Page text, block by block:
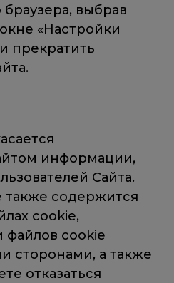
выбрав
«Настройки
прекратить
информации,
Сайта.
также содержится
cookie,
файлов cookie
сторонами, а также
отказаться